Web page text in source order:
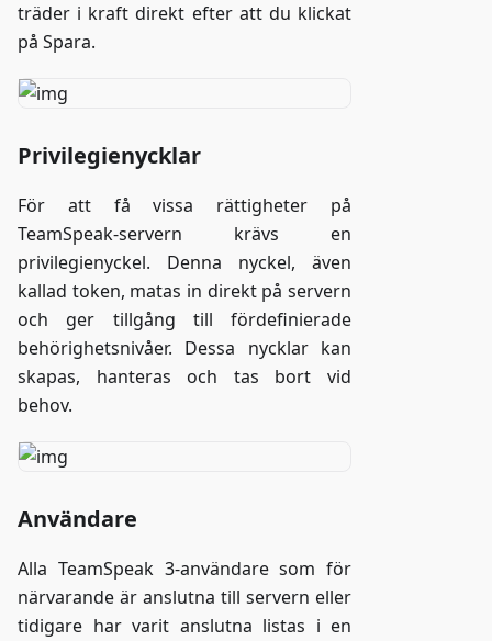
träder i kraft direkt efter att du klickat
på Spara.
Privilegienycklar
För att få vissa rättigheter på
TeamSpeak-servern krävs en
privilegienyckel. Denna nyckel, även
kallad token, matas in direkt på servern
och ger tillgång till fördefinierade
behörighetsnivåer. Dessa nycklar kan
skapas, hanteras och tas bort vid
behov.
Användare
Alla TeamSpeak 3-användare som för
närvarande är anslutna till servern eller
tidigare har varit anslutna listas i en